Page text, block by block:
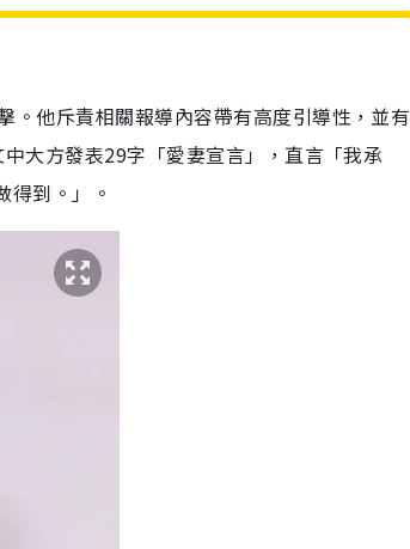
。他斥責相關報導內容帶有高度引導性，並有
大方發表29字「愛妻宣言」，直言「我承
得到。」。